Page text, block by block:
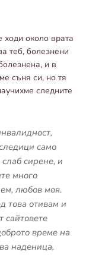
ходи около врата
теб, болезнени
и в
съня си, но тя
следните
само
сирене, и
много
любов моя.
това отивам и
сайтовете
време на
наденица,